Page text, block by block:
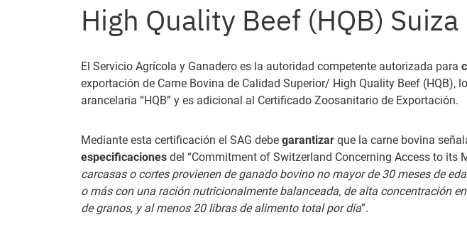
High Quality Beef (HQB) Suiza
El Servicio Agrícola y Ganadero es la autoridad competente autorizada para
exportación de Carne Bovina de Calidad Superior/ High Quality Beef (HQB),
arancelaria “HQB” y es adicional al Certificado Zoosanitario de Exportación.
Mediante esta certificación el SAG debe garantizar que la carne bovina
especificaciones del “Commitment of Switzerland Concerning Access to its
carcasas o cortes provienen de ganado bovino no mayor de 30 meses de
o más con una ración nutricionalmente balanceada, de alta concentración
de granos, y al menos 20 libras de alimento total por día”.